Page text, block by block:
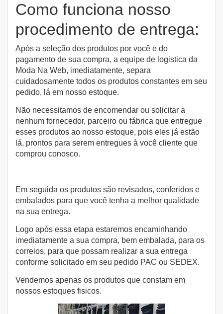
Como funciona nosso
procedimento de entrega:
Após a seleção dos produtos por você e do
pagamento de sua compra, a equipe de logistica da
Moda Na Web, imediatamente, separa
cuidadosamente todos os produtos constantes em seu
pedido, lá em nosso estoque.
Não necessitamos de encomendar ou solicitar a
nenhum fornecedor, parceiro ou fábrica que entregue
esses produtos ao nosso estoque, pois eles já estão
lá, prontos para serem entregues à você cliente que
comprou conosco.
Em seguida os produtos são revisados, conferidos e
embalados para que você tenha a melhor qualidade
na sua entrega.
Logo após essa etapa estaremos encaminhando
imediatamente a sua compra, bem embalada, para os
correios, para que possam realizar a sua entrega
conforme solicitado em seu pedido PAC ou SEDEX.
Vendemos apenas os produtos que constam em
nossos estoques fisicos.